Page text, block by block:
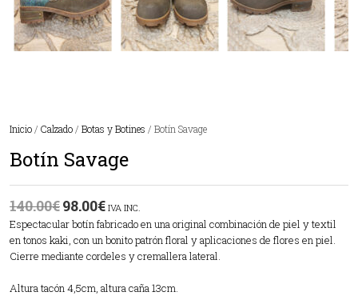
Inicio / Calzado / Botas y Botines / Botín Savage
Botín Savage
140.00€98.00€ IVA INC.
Espectacular botín fabricado en una original combinación de piel y textil
en tonos kaki, con un bonito patrón floral y aplicaciones de flores en piel.
Cierre mediante cordeles y cremallera lateral.
Altura tacón 4,5cm, altura caña 13cm.